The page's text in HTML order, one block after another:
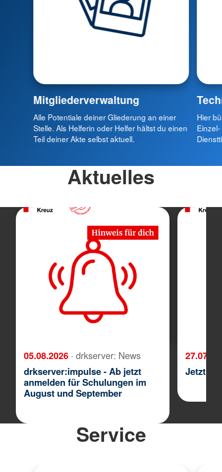
Mitgliederverwaltung
Alle Potentiale deiner Gliederung an einer
Stelle. Als Helferin oder Helfer hältst du einen
Teil deiner Akte selbst aktuell.
Hier
Aktuelles
05.08.2026 · drkserver: News
drkserver:impulse - Ab jetzt
anmelden für Schulungen im
August und September
Jetzt
Service